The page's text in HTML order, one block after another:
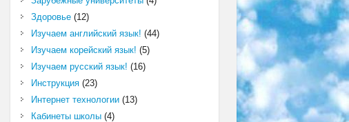
Здоровье(12)
Изучаем английский язык! (44)
Изучаем корейский язык! (5)
Изучаем русский язык! (16)
Инструкция(23)
Интернет технологии(13)
Кабинеты школы(4)